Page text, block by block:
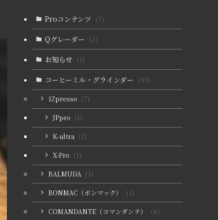
Proコンテンツ (7)
Qグレーダー (2)
お知らせ (1)
コーヒーミル・グラインダー (93)
1Zpresso (7)
JPpro (1)
K-ultra (1)
X-Pro (1)
BALMUDA (1)
BONMAC（ボンマック）
(1)
COMANDANTE（コマンダンテ）
(8)